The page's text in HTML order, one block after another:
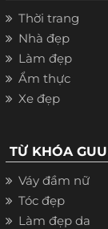
Thời trang
Nhà đẹp
Làm đẹp
Ẩm thực
Xe đẹp
TỪ KHÓA GUU
Váy đầm nữ
Tóc đẹp
Làm đẹp da